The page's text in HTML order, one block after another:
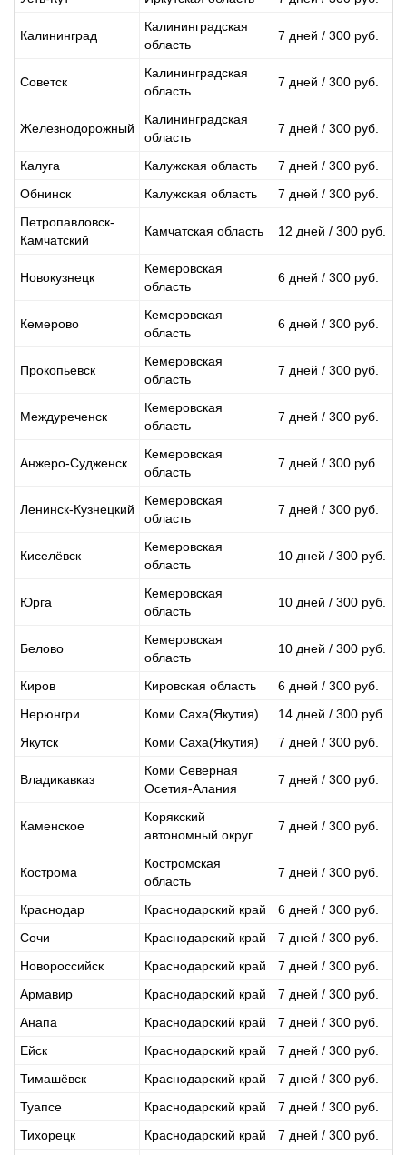
Калининград
Калининградская
область
7 дней / 300 руб.
Советск
Калининградская
область
7 дней / 300 руб.
Железнодорожный
Калининградская
область
7 дней / 300 руб.
Калуга Калужская область
7 дней / 300 руб.
Обнинск
Калужская область
7 дней / 300 руб.
Петропавловск-
Камчатский
Камчатская область 12 дней / 300 руб.
Новокузнецк
Кемеровская
область
6 дней / 300 руб.
Кемерово
Кемеровская
область
6 дней / 300 руб.
Прокопьевск
Кемеровская
область
7 дней / 300 руб.
Междуреченск
Кемеровская
область
7 дней / 300 руб.
Анжеро-Судженск
Кемеровская
область
7 дней / 300 руб.
Ленинск-Кузнецкий
Кемеровская
область
7 дней / 300 руб.
Киселёвск
Кемеровская
область
10 дней / 300 руб.
Юрга
Кемеровская
область
10 дней / 300 руб.
Белово
Кемеровская
область
10 дней / 300 руб.
Киров Кировская область
6 дней / 300 руб.
Нерюнгри
Коми Саха(Якутия)
14 дней / 300 руб.
Якутск
Коми Саха(Якутия) 7 дней / 300 руб.
Владикавказ
Коми Северная
Осетия-Алания
7 дней / 300 руб.
Каменское
Корякский
автономный округ
7 дней / 300 руб.
Кострома
Костромская
область
7 дней / 300 руб.
Краснодар Краснодарский край
6 дней / 300 руб.
Сочи
Краснодарский край
7 дней / 300 руб.
Новороссийск
Краснодарский край
7 дней / 300 руб.
Армавир
Краснодарский край
7 дней / 300 руб.
Анапа
Краснодарский край
7 дней / 300 руб.
Ейск
Краснодарский край
7 дней / 300 руб.
Тимашёвск
Краснодарский край
7 дней / 300 руб.
Туапсе
Краснодарский край
7 дней / 300 руб.
Тихорецк
Краснодарский край
7 дней / 300 руб.